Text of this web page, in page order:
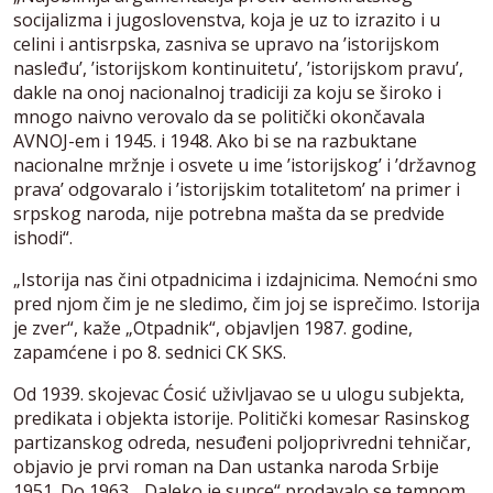
socijalizma i jugoslovenstva, koja je uz to izrazito i u
celini i antisrpska, zasniva se upravo na ’istorijskom
nasleđu’, ’istorijskom kontinuitetu’, ’istorijskom pravu’,
dakle na onoj nacionalnoj tradiciji za koju se široko i
mnogo naivno verovalo da se politički okončavala
AVNOJ-em i 1945. i 1948. Ako bi se na razbuktane
nacionalne mržnje i osvete u ime ’istorijskog’ i ’državnog
prava’ odgovaralo i ’istorijskim totalitetom’ na primer i
srpskog naroda, nije potrebna mašta da se predvide
ishodi“.
„Istorija nas čini otpadnicima i izdajnicima. Nemoćni smo
pred njom čim je ne sledimo, čim joj se isprečimo. Istorija
je zver“, kaže „Otpadnik“, objavljen 1987. godine,
zapamćene i po 8. sednici CK SKS.
Od 1939. skojevac Ćosić uživljavao se u ulogu subjekta,
predikata i objekta istorije. Politički komesar Rasinskog
partizanskog odreda, nesuđeni poljoprivredni tehničar,
objavio je prvi roman na Dan ustanka naroda Srbije